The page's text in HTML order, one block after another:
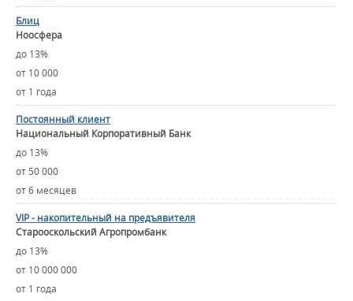
Блиц
Ноосфера
до 13%
от 10 000
от 1 года
Постоянный клиент
Национальный Корпоративный Банк
до 13%
от 50 000
от 6 месяцев
VIP - накопительный на предъявителя
Старооскольский Агропромбанк
до 13%
от 10 000 000
от 1 года